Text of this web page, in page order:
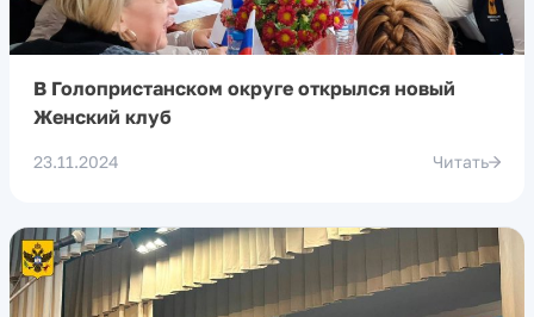
В Голопристанском округе открылся новый
Женский клуб
23.11.2024 Читать